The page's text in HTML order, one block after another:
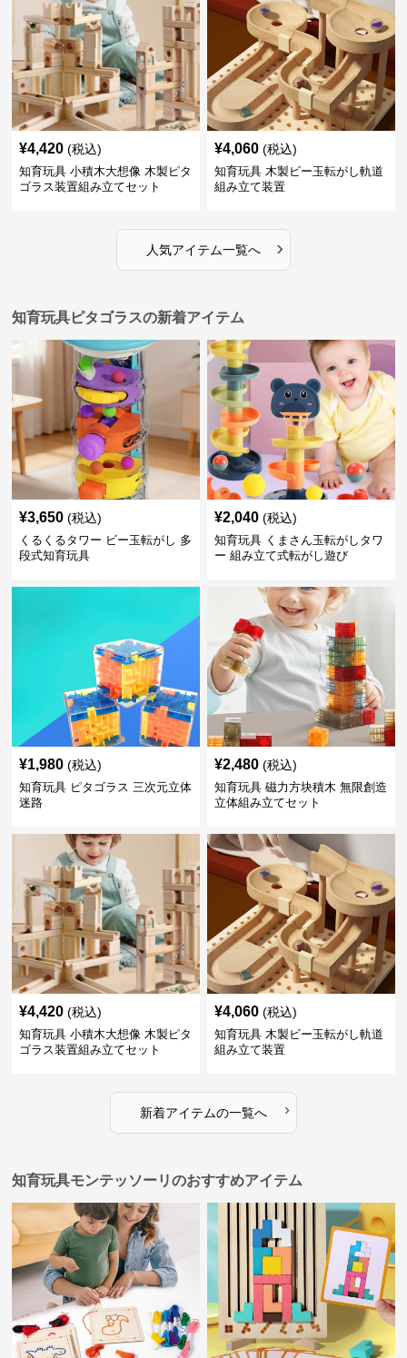
¥4,420 (税込)
知育玩具 小積木大想像 木製ピタ
ゴラス装置組み立てセット
¥4,060 (税込)
知育玩具 木製ビー玉転がし軌道
組み立て装置
人気アイテム一覧へ ›
知育玩具ピタゴラスの新着アイテム
¥3,650 (税込)
くるくるタワー ビー玉転がし 多
段式知育玩具
¥2,040 (税込)
知育玩具 くまさん玉転がしタワ
ー 組み立て式転がし遊び
¥1,980 (税込)
知育玩具 ピタゴラス 三次元立体
迷路
¥2,480 (税込)
知育玩具 磁力方块積木 無限創造
立体組み立てセット
¥4,420 (税込)
知育玩具 小積木大想像 木製ピタ
ゴラス装置組み立てセット
¥4,060 (税込)
知育玩具 木製ビー玉転がし軌道
組み立て装置
新着アイテムの一覧へ ›
知育玩具モンテッソーリのおすすめアイテム